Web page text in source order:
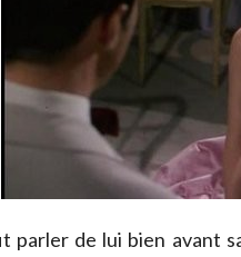
parler de lui bien avant